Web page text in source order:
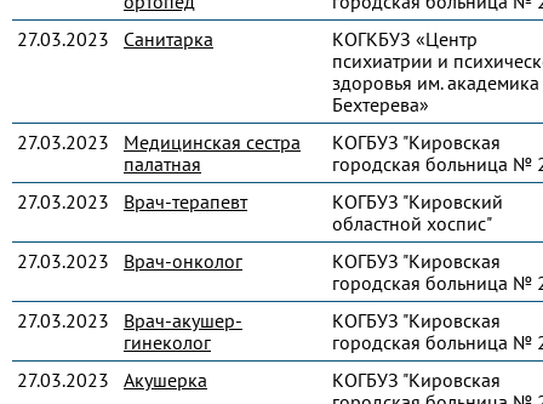
27.03.2023
Санитарка
КОГКБУЗ «Центр
психиатрии и
здоровья им.
Бехтерева»
27.03.2023
Медицинская сестра
палатная
КОГБУЗ "Кировская
городская больница №
27.03.2023
Врач-терапевт
КОГБУЗ "Кировский
областной хоспис"
27.03.2023
Врач-онколог
КОГБУЗ "Кировская
городская больница №
27.03.2023
Врач-акушер-
гинеколог
КОГБУЗ "Кировская
городская больница №
27.03.2023
Акушерка
КОГБУЗ "Кировская